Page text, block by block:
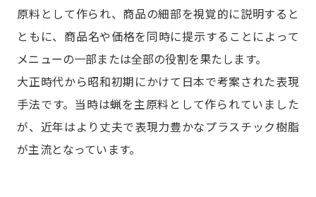
原料として作られ、商品の細部を視覚的に説明すると
ともに、商品名や価格を同時に提示することによって
メニューの一部または全部の役割を果たします。
大正時代から昭和初期にかけて日本で考案された表現
手法です。当時は蝋を主原料として作られていました
が、近年はより丈夫で表現力豊かなプラスチック樹脂
が主流となっています。